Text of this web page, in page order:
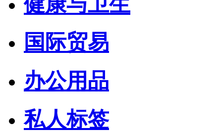
国际贸易
办公用品
私人标签